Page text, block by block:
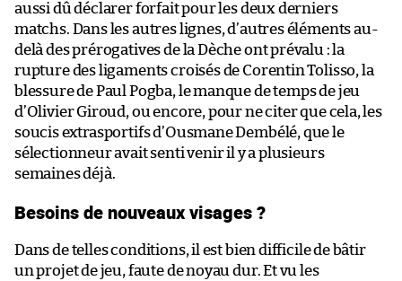
aussi dû déclarer forfait pour les deux derniers
matchs. Dans les autres lignes, d’autres éléments au-
delà des prérogatives de la Dèche ont prévalu : la
rupture des ligaments croisés de Corentin Tolisso, la
blessure de Paul Pogba, le manque de temps de jeu
d’Olivier Giroud, ou encore, pour ne citer que cela, les
soucis extrasportifs d’Ousmane Dembélé, que le
sélectionneur avait senti venir il y a plusieurs
semaines déjà.
Besoins de nouveaux visages ?
Dans de telles conditions, il est bien difficile de bâtir
un projet de jeu, faute de noyau dur. Et vu les